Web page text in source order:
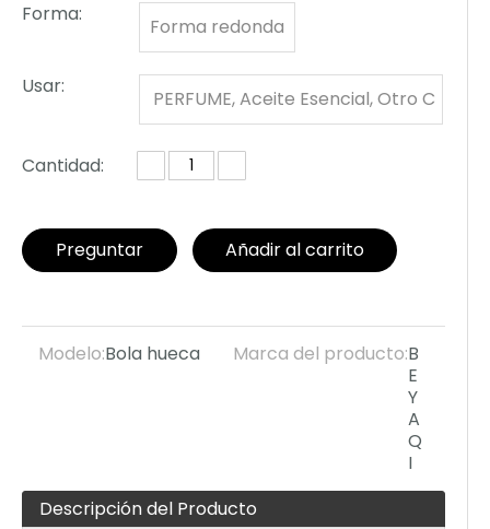
Forma:
Forma redonda
Usar:
PERFUME, Aceite Esencial, Otro C
Cantidad:
Preguntar Añadir al carrito
Modelo:Bola hueca Marca del producto:B
E
Y
A
Q
I
Descripción del Producto